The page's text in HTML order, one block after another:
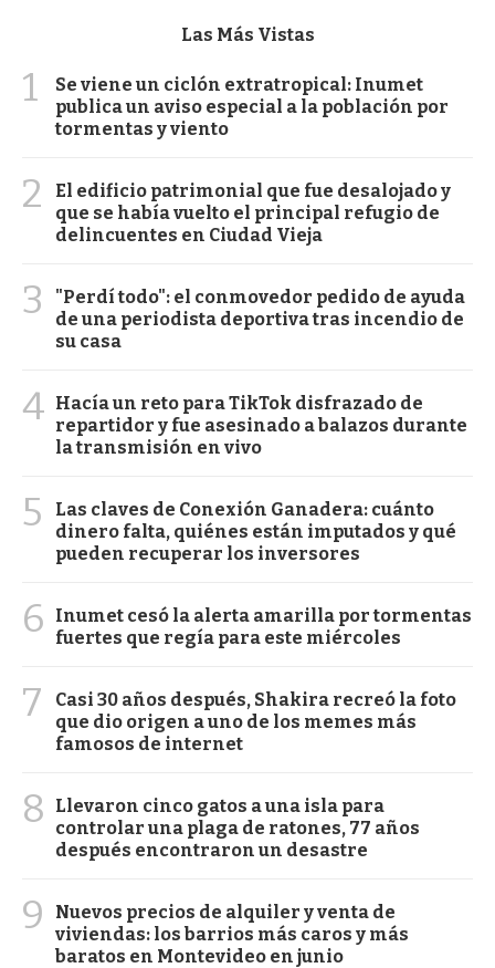
Las Más Vistas
1
Se viene un ciclón extratropical: Inumet
publica un aviso especial a la población por
tormentas y viento
2
El edificio patrimonial que fue desalojado y
que se había vuelto el principal refugio de
delincuentes en Ciudad Vieja
3
"Perdí todo": el conmovedor pedido de ayuda
de una periodista deportiva tras incendio de
su casa
4 Hacía un reto para TikTok disfrazado de
repartidor y fue asesinado a balazos durante
la transmisión en vivo
5
Las claves de Conexión Ganadera: cuánto
dinero falta, quiénes están imputados y qué
pueden recuperar los inversores
6
Inumet cesó la alerta amarilla por tormentas
fuertes que regía para este miércoles
7
Casi 30 años después, Shakira recreó la foto
que dio origen a uno de los memes más
famosos de internet
8
Llevaron cinco gatos a una isla para
controlar una plaga de ratones, 77 años
después encontraron un desastre
9
Nuevos precios de alquiler y venta de
viviendas: los barrios más caros y más
baratos en Montevideo en junio